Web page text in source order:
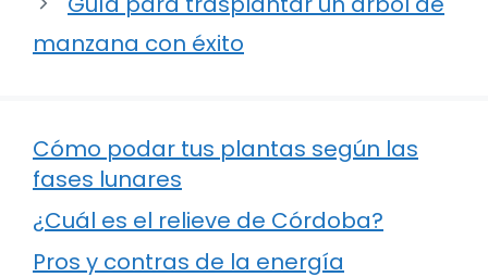
manzana con éxito
Cómo podar tus plantas según las
fases lunares
¿Cuál es el relieve de Córdoba?
Pros y contras de la energía